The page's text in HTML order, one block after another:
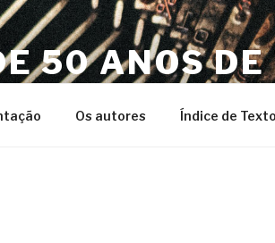
50 ANOS DE
Os autores Índice de